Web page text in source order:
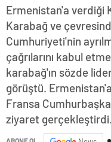
Ermenistan'a verdiği
Karabağ ve
Cumhuriyeti'nin
çağrılarını kabul
karabağ'ın sözde
görüştü.
Fransa
ziyaret gerçekleştirdi.